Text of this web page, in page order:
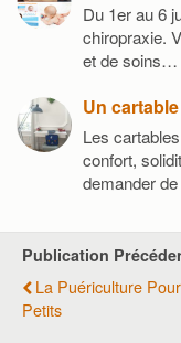
Du 1er au 6
chiropraxie.
et de soins…
Un
Les
confort,
demander
Publication
La Puériculture
Petits